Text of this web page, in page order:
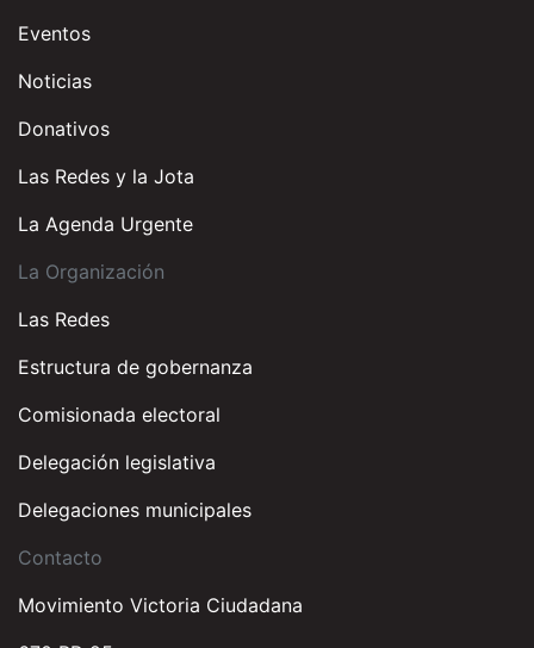
Eventos
Noticias
Donativos
Las Redes y la Jota
La Agenda Urgente
La Organización
Las Redes
Estructura de gobernanza
Comisionada electoral
Delegación legislativa
Delegaciones municipales
Contacto
Movimiento Victoria Ciudadana